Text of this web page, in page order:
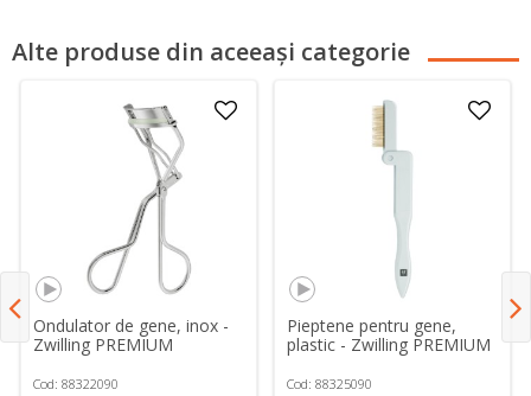
Alte produse din aceeași categorie
Ondulator de gene, inox -
Zwilling PREMIUM
Cod: 88322090
Pieptene pentru gene,
plastic - Zwilling PREMIUM
Cod: 88325090